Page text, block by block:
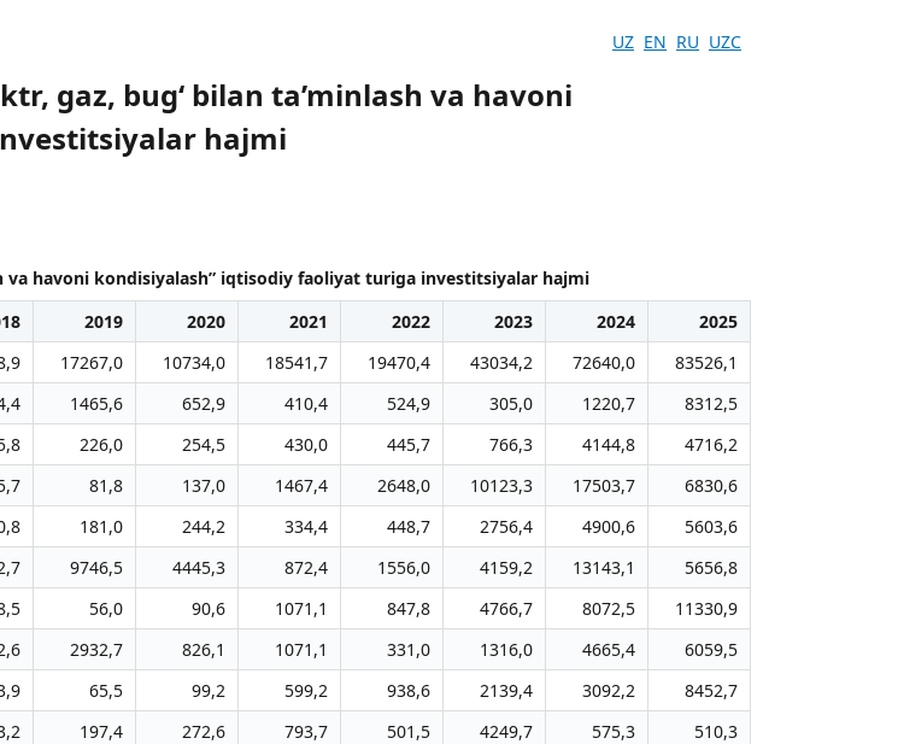
UZ EN RU UZC
gaz, bug‘ bilan ta’minlash va havoni
hajmi
va havoni kondisiyalash” iqtisodiy faoliyat turiga investitsiyalar hajmi
2019 2020 2021 2022 2023 2024
2025
17267,0 10734,0 18541,7 19470,4 43034,2 72640,0
83526,1
1465,6 652,9 410,4 524,9 305,0 1220,7
8312,5
226,0 254,5 430,0 445,7 766,3 4144,8
4716,2
81,8 137,0 1467,4 2648,0 10123,3 17503,7
6830,6
181,0 244,2 334,4 448,7 2756,4 4900,6
5603,6
9746,5 4445,3 872,4 1556,0 4159,2 13143,1
5656,8
56,0 90,6 1071,1 847,8 4766,7 8072,5
11330,9
2932,7 826,1 1071,1 331,0 1316,0 4665,4
6059,5
65,5 99,2 599,2 938,6 2139,4 3092,2
8452,7
197,4 272,6 793,7 501,5 4249,7 575,3
510,3